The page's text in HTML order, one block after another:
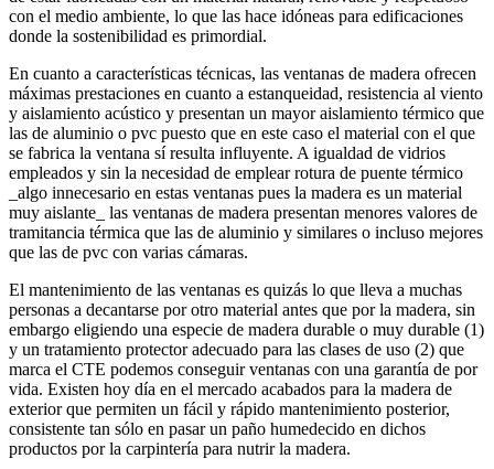
con el medio ambiente, lo que las hace idóneas para edificaciones
donde la sostenibilidad es primordial.
En cuanto a características técnicas, las ventanas de madera ofrecen
máximas prestaciones en cuanto a estanqueidad, resistencia al viento
y aislamiento acústico y presentan un mayor aislamiento térmico que
las de aluminio o pvc puesto que en este caso el material con el que
se fabrica la ventana sí resulta influyente. A igualdad de vidrios
empleados y sin la necesidad de emplear rotura de puente térmico
_algo innecesario en estas ventanas pues la madera es un material
muy aislante_ las ventanas de madera presentan menores valores de
tramitancia térmica que las de aluminio y similares o incluso mejores
que las de pvc con varias cámaras.
El mantenimiento de las ventanas es quizás lo que lleva a muchas
personas a decantarse por otro material antes que por la madera, sin
embargo eligiendo una especie de madera durable o muy durable (1)
y un tratamiento protector adecuado para las clases de uso (2) que
marca el CTE podemos conseguir ventanas con una garantía de por
vida. Existen hoy día en el mercado acabados para la madera de
exterior que permiten un fácil y rápido mantenimiento posterior,
consistente tan sólo en pasar un paño humedecido en dichos
productos por la carpintería para nutrir la madera.